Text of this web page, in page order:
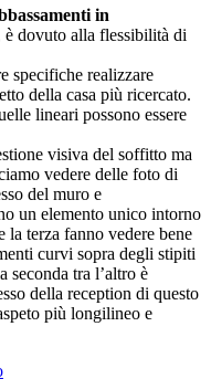
in
è dovuto alla flessibilità di
specifiche realizzare
della casa più ricercato.
lineari possono essere
visiva del soffitto ma
vedere delle foto di
del muro e
un elemento unico intorno
la terza fanno vedere bene
curvi sopra degli stipiti
seconda tra l’altro è
della reception di questo
più longilineo e